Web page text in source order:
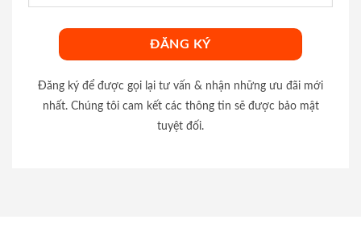
Đăng ký để được gọi lại tư vấn & nhận những ưu đãi mới
nhất. Chúng tôi cam kết các thông tin sẽ được bảo mật
tuyệt đối.